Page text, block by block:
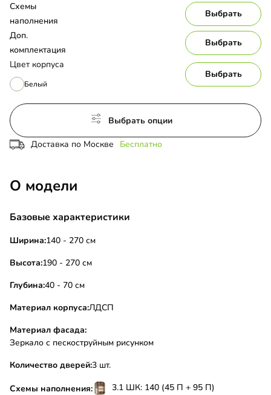
Цвет корпуса
Белый
Выбрать
Схемы
наполнения
Выбрать
Доп.
комплектация
Выбрать
Выбрать опции
Доставка по Москве Бесплатно
О модели
Базовые характеристики
Ширина:140 - 270 см
Высота:190 - 270 см
Глубина:40 - 70 см
Материал корпуса:ЛДСП
Материал фасада:
Зеркало с пескоструйным рисунком
Количество дверей:3 шт.
Схемы наполнения: 3.1 ШК: 140 (45 П + 95 П)